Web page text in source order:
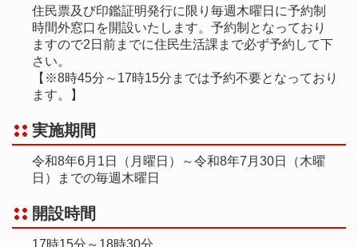
住民票及び印鑑証明発行に限り毎週木曜日に予約制
時間外窓口を開設いたします。予約制となっており
ますので2日前までに住民生活課まで必ず予約して下
さい。
【※8時45分～17時15分までは予約不要となっており
ます。】
実施期間
令和8年6月1日（月曜日）～令和8年7月30日（木曜
日）までの毎週木曜日
開設時間
17時15分～18時30分